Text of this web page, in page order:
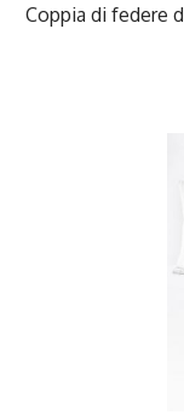
Coppia di federe